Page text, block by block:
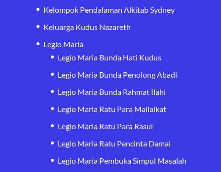
Kelompok Pendalaman Alkitab Sydney
Keluarga Kudus Nazareth
Legio Maria
Legio Maria Bunda Hati Kudus
Legio Maria Bunda Penolong Abadi
Legio Maria Bunda Rahmat Ilahi
Legio Maria Ratu Para Mailaikat
Legio Maria Ratu Para Rasul
Legio Maria Ratu Pencinta Damai
Legio Maria Pembuka Simpul Masalah